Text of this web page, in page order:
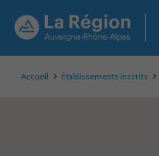
Accueil Établissements inscrits